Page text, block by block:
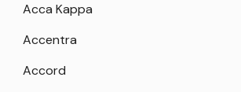
Acca Kappa
Accentra
Accord